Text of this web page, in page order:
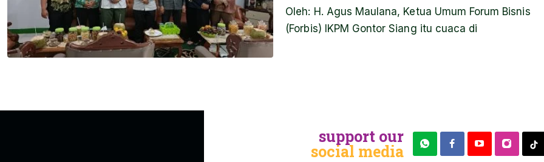
Oleh: H. Agus Maulana, Ketua Umum Forum Bisnis
(Forbis) IKPM Gontor Siang itu cuaca di
support our
social media